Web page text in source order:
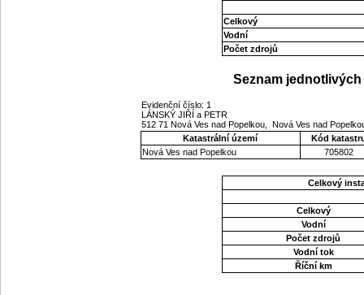
Celkový
Vodní
Počet zdrojů
Seznam
Evidenční číslo: 1
LÁNSKÝ JIŘÍ a PETR
512 71 Nová Ves nad Popelkou, Nová Ves nad
Katastrální území
Kód
Nová Ves nad Popelkou
705802
Celkový
Celkový
Vodní
Počet zdrojů
Vodní tok
Říční km